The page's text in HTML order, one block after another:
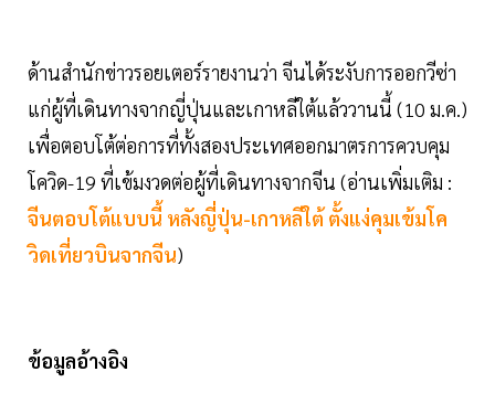
ด้านสำนักข่าวรอยเตอร์รายงานว่า จีนได้ระงับการออกวีซ่า
แก่ผู้ที่เดินทางจากญี่ปุ่นและเกาหลีใต้แล้ววานนี้ (10 ม.ค.)
เพื่อตอบโต้ต่อการที่ทั้งสองประเทศออกมาตรการควบคุม
โควิด-19 ที่เข้มงวดต่อผู้ที่เดินทางจากจีน (อ่านเพิ่มเติม :
จีนตอบโต้แบบนี้ หลังญี่ปุ่น-เกาหลีใต้ ตั้งแง่คุมเข้มโค
วิดเที่ยวบินจากจีน)
ข้อมูลอ้างอิง